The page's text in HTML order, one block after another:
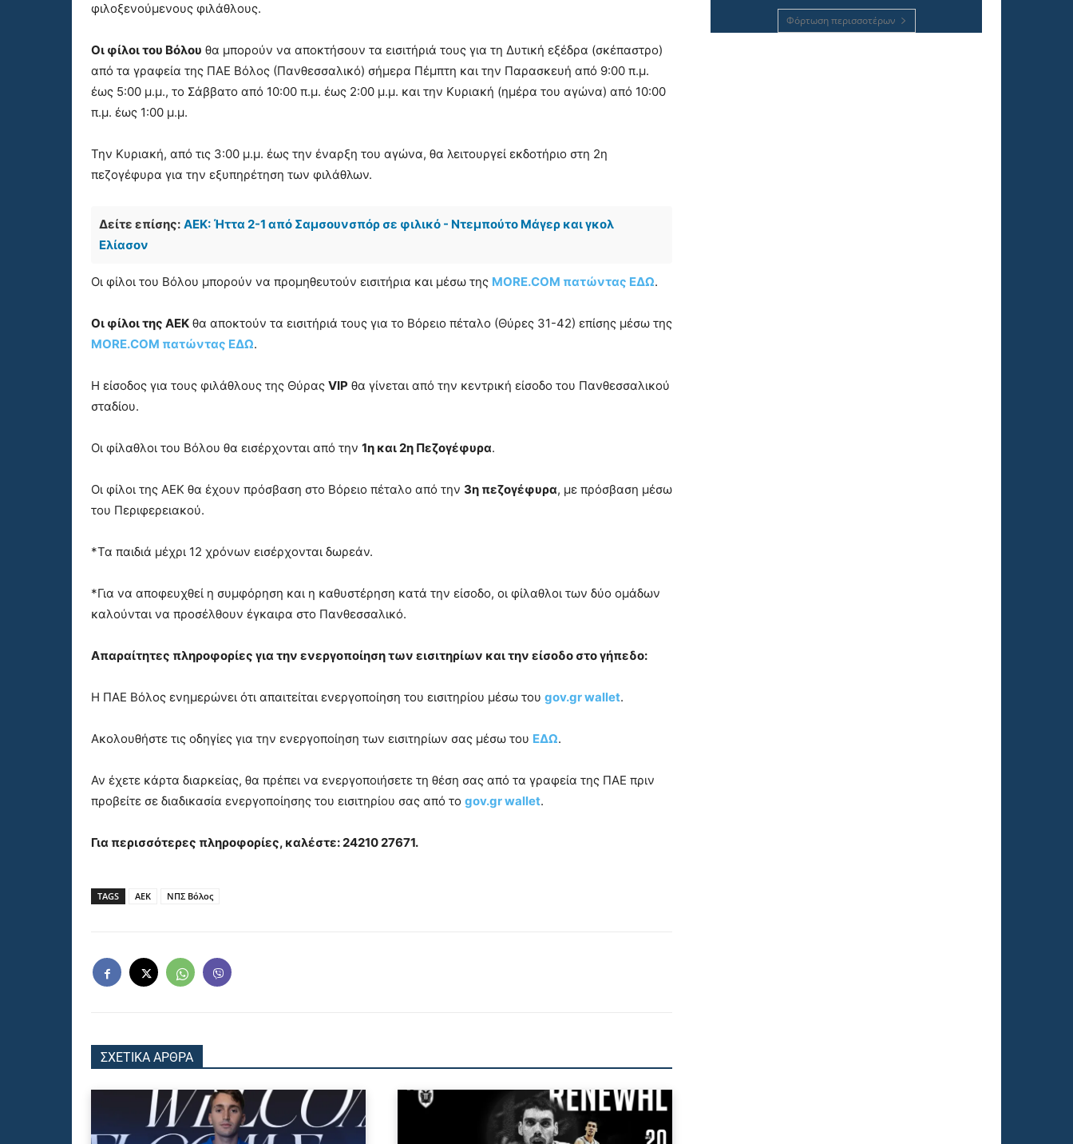
φιλοξενούμενους φιλάθλους.
Οι φίλοι του Βόλου θα μπορούν να αποκτήσουν τα εισιτήριά τους για τη Δυτική εξέδρα (σκέπαστρο)
από τα γραφεία της ΠΑΕ Βόλος (Πανθεσσαλικό) σήμερα Πέμπτη και την Παρασκευή από 9:00 π.μ.
έως 5:00 μ.μ., το Σάββατο από 10:00 π.μ. έως 2:00 μ.μ. και την Κυριακή (ημέρα του αγώνα) από 10:00
π.μ. έως 1:00 μ.μ.
Την Κυριακή, από τις 3:00 μ.μ. έως την έναρξη του αγώνα, θα λειτουργεί εκδοτήριο στη 2η
πεζογέφυρα για την εξυπηρέτηση των φιλάθλων.
Δείτε επίσης: ΑΕΚ: Ήττα 2-1 από Σαμσουνσπόρ σε φιλικό - Ντεμπούτο Μάγερ και γκολ
Ελίασον
Οι φίλοι του Βόλου μπορούν να προμηθευτούν εισιτήρια και μέσω της MORE.COM πατώντας ΕΔΩ.
Οι φίλοι της ΑΕΚ θα αποκτούν τα εισιτήριά τους για το Βόρειο πέταλο (Θύρες 31-42) επίσης μέσω της
MORE.COM πατώντας ΕΔΩ.
Η είσοδος για τους φιλάθλους της Θύρας VIP θα γίνεται από την κεντρική είσοδο του Πανθεσσαλικού
σταδίου.
Οι φίλαθλοι του Βόλου θα εισέρχονται από την 1η και 2η Πεζογέφυρα.
Οι φίλοι της ΑΕΚ θα έχουν πρόσβαση στο Βόρειο πέταλο από την 3η πεζογέφυρα, με πρόσβαση μέσω
του Περιφερειακού.
*Τα παιδιά μέχρι 12 χρόνων εισέρχονται δωρεάν.
*Για να αποφευχθεί η συμφόρηση και η καθυστέρηση κατά την είσοδο, οι φίλαθλοι των δύο ομάδων
καλούνται να προσέλθουν έγκαιρα στο Πανθεσσαλικό.
Απαραίτητες πληροφορίες για την ενεργοποίηση των εισιτηρίων και την είσοδο στο γήπεδο:
Η ΠΑΕ Βόλος ενημερώνει ότι απαιτείται ενεργοποίηση του εισιτηρίου μέσω του gov.gr wallet.
Ακολουθήστε τις οδηγίες για την ενεργοποίηση των εισιτηρίων σας μέσω του ΕΔΩ.
Αν έχετε κάρτα διαρκείας, θα πρέπει να ενεργοποιήσετε τη θέση σας από τα γραφεία της ΠΑΕ πριν
προβείτε σε διαδικασία ενεργοποίησης του εισιτηρίου σας από το gov.gr wallet.
Για περισσότερες πληροφορίες, καλέστε: 24210 27671.
TAGS ΑΕΚ ΝΠΣ Bόλος
ΣΧΕΤΙΚΑ ΑΡΘΡΑ
Φόρτωση περισσοτέρων